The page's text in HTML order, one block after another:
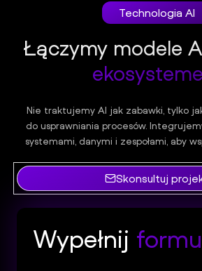
Technologia AI
Łączymy modele
Nie traktujemy AI jak zabawki, tylko
do usprawniania procesów. Integrujemy modele z Twoimi
systemami, danymi i zespołami, aby
Skonsultuj
Wypełnij